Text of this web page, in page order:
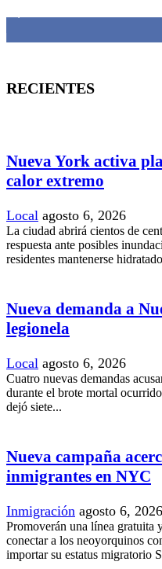
RECIENTES
Nueva York activa
calor extremo
Local agosto 6, 2026
La ciudad abrirá cientos de
respuesta ante posibles
residentes mantenerse
Nueva demanda a
legionela
Local agosto 6, 2026
Cuatro nuevas demandas
durante el brote mortal
dejó siete...
Nueva campaña
inmigrantes en NYC
Inmigración agosto 6, 2026
Promoverán una línea gratuita
conectar a los neoyorquinos
importar su estatus migratorio